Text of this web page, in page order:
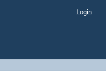
Login